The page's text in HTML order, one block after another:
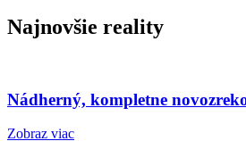
Najnovšie reality
Nádherný, kompletne
Zobraz viac